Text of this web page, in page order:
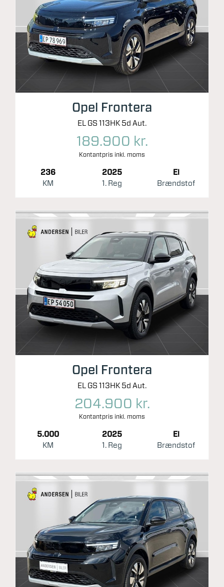
Opel Frontera
EL GS 113HK 5d Aut.
189.900 kr.
Kontantpris inkl. moms
236
KM
2025
1. Reg
El
Brændstof
Opel Frontera
EL GS 113HK 5d Aut.
204.900 kr.
Kontantpris inkl. moms
5.000
KM
2025
1. Reg
El
Brændstof